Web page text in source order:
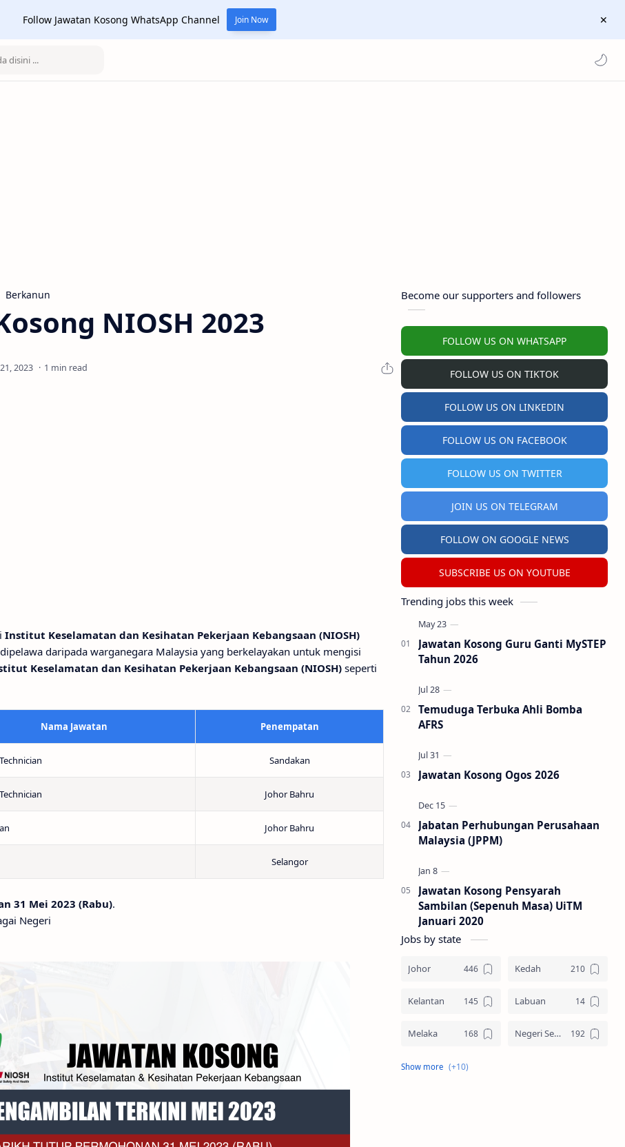
Follow Jawatan Kosong WhatsApp Channel Join Now
Berkanun
NIOSH 2023
1 min read
Institut Keselamatan dan Kesihatan Pekerjaan Kebangsaan (NIOSH)
daripada warganegara Malaysia yang berkelayakan untuk mengisi
Keselamatan dan Kesihatan Pekerjaan Kebangsaan (NIOSH) seperti
Nama Jawatan Penempatan
Sandakan
Johor Bahru
Johor Bahru
Selangor
31 Mei 2023 (Rabu).
Negeri
Become our supporters and followers
FOLLOW US ON WHATSAPP
FOLLOW US ON TIKTOK
FOLLOW US ON LINKEDIN
FOLLOW US ON FACEBOOK
FOLLOW US ON TWITTER
JOIN US ON TELEGRAM
FOLLOW ON GOOGLE NEWS
SUBSCRIBE US ON YOUTUBE
Trending jobs this week
Jawatan Kosong Guru Ganti MySTEP
Tahun 2026
Temuduga Terbuka Ahli Bomba
AFRS
Jawatan Kosong Ogos 2026
Jabatan Perhubungan Perusahaan
Malaysia (JPPM)
Jawatan Kosong Pensyarah
Sambilan (Sepenuh Masa) UiTM
Januari 2020
Jobs by state
Johor Kedah
Kelantan Labuan
Melaka Negeri Sembilan
Pahang